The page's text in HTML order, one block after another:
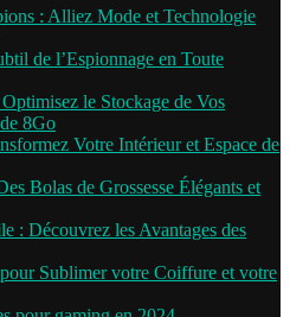
: Alliez Mode et Technologie
de l’Espionnage en Toute
le Stockage de Vos
8Go
Votre Intérieur et Espace de
Bolas de Grossesse Élégants et
: Découvrez les Avantages des
Sublimer votre Coiffure et votre